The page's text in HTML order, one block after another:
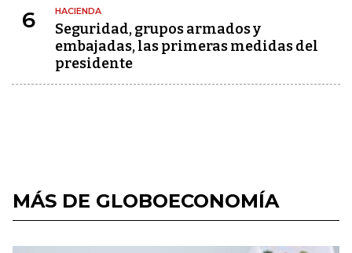
6 HACIENDA
Seguridad, grupos armados y
embajadas, las primeras medidas del
presidente
MÁS DE GLOBOECONOMÍA